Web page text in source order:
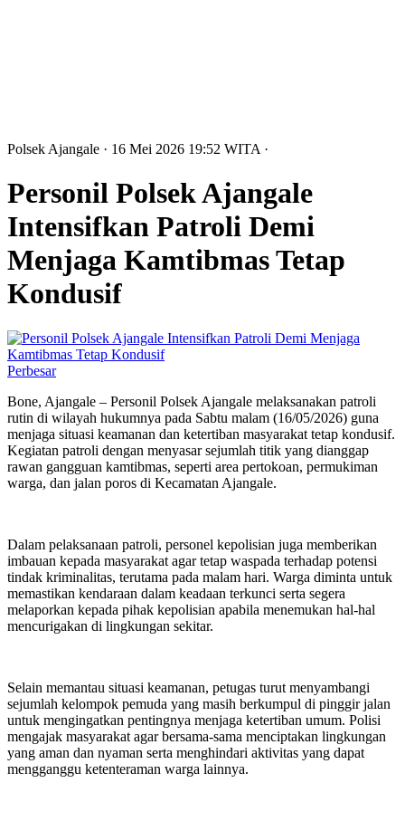
Polsek Ajangale · 16 Mei 2026 19:52 WITA ·
Personil Polsek Ajangale
Intensifkan Patroli Demi
Menjaga Kamtibmas Tetap
Kondusif
Perbesar
Bone, Ajangale – Personil Polsek Ajangale melaksanakan patroli
rutin di wilayah hukumnya pada Sabtu malam (16/05/2026) guna
menjaga situasi keamanan dan ketertiban masyarakat tetap kondusif.
Kegiatan patroli dengan menyasar sejumlah titik yang dianggap
rawan gangguan kamtibmas, seperti area pertokoan, permukiman
warga, dan jalan poros di Kecamatan Ajangale.
Dalam pelaksanaan patroli, personel kepolisian juga memberikan
imbauan kepada masyarakat agar tetap waspada terhadap potensi
tindak kriminalitas, terutama pada malam hari. Warga diminta untuk
memastikan kendaraan dalam keadaan terkunci serta segera
melaporkan kepada pihak kepolisian apabila menemukan hal-hal
mencurigakan di lingkungan sekitar.
Selain memantau situasi keamanan, petugas turut menyambangi
sejumlah kelompok pemuda yang masih berkumpul di pinggir jalan
untuk mengingatkan pentingnya menjaga ketertiban umum. Polisi
mengajak masyarakat agar bersama-sama menciptakan lingkungan
yang aman dan nyaman serta menghindari aktivitas yang dapat
mengganggu ketenteraman warga lainnya.